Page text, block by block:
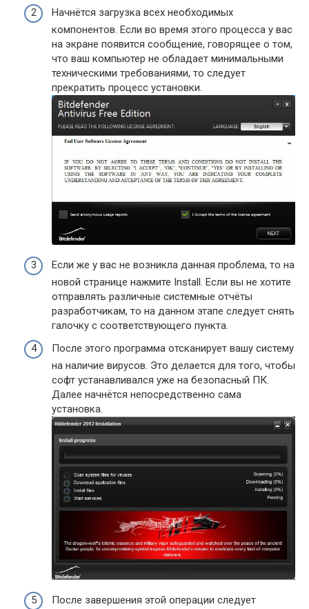
Начнётся загрузка всех необходимых
компонентов. Если во время этого процесса у вас
на экране появится сообщение, говорящее о том,
что ваш компьютер не обладает минимальными
техническими требованиями, то следует
прекратить процесс установки.
Если же у вас не возникла данная проблема, то на
новой странице нажмите Install. Если вы не хотите
отправлять различные системные отчёты
разработчикам, то на данном этапе следует снять
галочку с соответствующего пункта.
После этого программа отсканирует вашу систему
на наличие вирусов. Это делается для того, чтобы
софт устанавливался уже на безопасный ПК.
Далее начнётся непосредственно сама
установка.
После завершения этой операции следует